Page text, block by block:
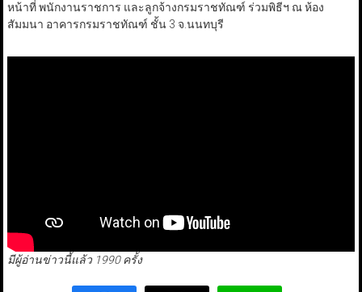
หน้าที่ พนักงานราชการ และลูกจ้างกรมราชทัณฑ์ ร่วมพิธีฯ ณ ห้อง
สัมมนา อาคารกรมราชทัณฑ์ ชั้น 3 จ.นนทบุรี
มีผู้อ่านข่าวนี้แล้ว 1990 ครั้ง